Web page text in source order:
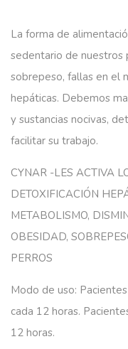
La forma de
sedentario de nuestros
sobrepeso, fallas en el
hepáticas. Debemos
y sustancias nocivas,
facilitar su trabajo.
CYNAR -LES ACTIVA
DETOXIFICACIÓN
METABOLISMO,
OBESIDAD,
PERROS
Modo de uso:
cada 12 horas.
12 horas.